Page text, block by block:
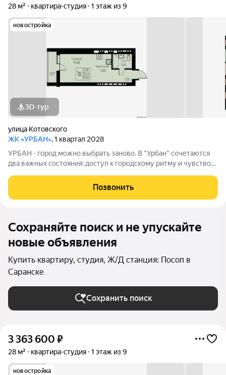
28 м² квартира-студия 1 этаж из 9
новостройка
3D-тур
улица Котовского
ЖК «УРБАН», 1 квартал 2028
УРБАН - город можно выбрать заново. В "Урбан" сочетаются
два важных состояния: доступ к городскому ритму и чувство
удобная городская база: понятные маршруты, близость
инфраструктуры,
Позвонить
Сохраняйте поиск и не упускайте
новые объявления
Купить квартиру, студия, Ж/Д станция: Посоп в
Саранске
Сохранить поиск
3 363 600 ₽
28 м² квартира-студия 1 этаж из 9
новостройка